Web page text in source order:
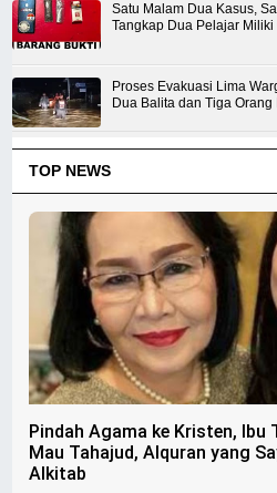
Satu Malam Dua Kasus,
Tangkap Dua Pelajar Miliki
Proses Evakuasi Lima
Dua Balita dan Tiga Orang
TOP NEWS
Pindah Agama ke Kristen, Ibu
Mau Tahajud, Alquran yang
Alkitab